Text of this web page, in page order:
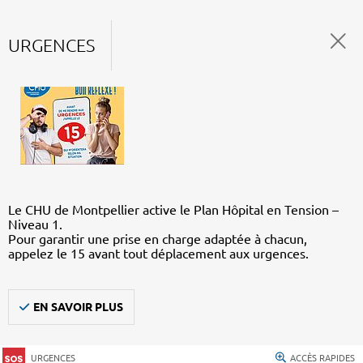
URGENCES
Le CHU de Montpellier active le Plan Hôpital en Tension –
Niveau 1.
Pour garantir une prise en charge adaptée à chacun,
appelez le 15 avant tout déplacement aux urgences.
EN SAVOIR PLUS
URGENCES ACCÈS RAPIDES